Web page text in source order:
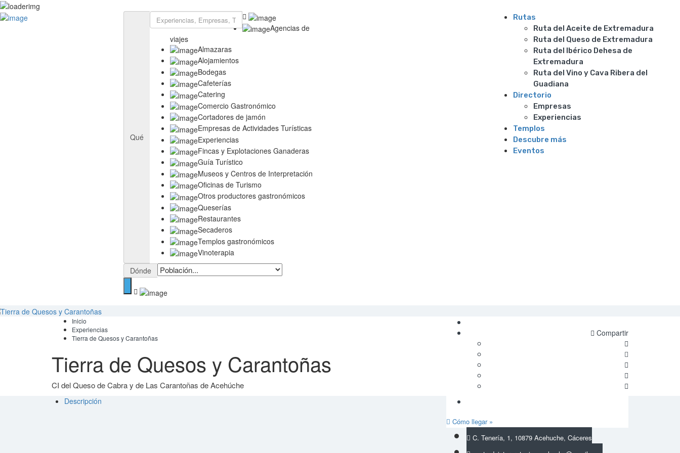
Rutas
Ruta del Aceite de Extremadura
Ruta del Ibérico Dehesa de Extremadura
Ruta del Vino y Cava Ribera del Guadiana
Qué
Agencias de
viajes
Almazaras
Alojamientos
Bodegas
Cafeterías
Catering
Comercio Gastronómico
Cortadores de jamón
Empresas de Actividades Turísticas
Experiencias
Fincas y Explotaciones Ganaderas
Guía Turístico
Museos y Centros de Interpretación
Oficinas de Turismo
Otros productores gastronómicos
Queserías
Restaurantes
Secaderos
Templos gastronómicos
Vinoterapia
Dónde
Rutas
Ruta del Aceite de Extremadura
Ruta del Queso de Extremadura
Ruta del Ibérico Dehesa de
Extremadura
Ruta del Vino y Cava Ribera del
Guadiana
Directorio
Empresas
Experiencias
Templos
Descubre más
Eventos
Inicio
Experiencias
Tierra de Quesos y Carantoñas
Tierra de Quesos y Carantoñas
CI del Queso de Cabra y de Las Carantoñas de Acehúche
Compartir
Descripción
Cómo llegar »
C. Tenería, 1, 10879 Acehuche, Cáceres